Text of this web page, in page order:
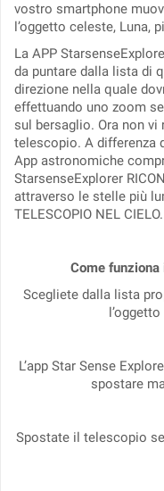
vostro smartphone
l’oggetto celeste, Luna,
La APP
da puntare dalla lista di
direzione nella quale
effettuando uno zoom
sul bersaglio. Ora non vi
telescopio. A differenza
App astronomiche
StarsenseExplorer
attraverso le stelle più
TELESCOPIO NEL CIELO.
Come
Scegliete dalla lista
L’app Star Sense
spostare
Spostate il telescopio